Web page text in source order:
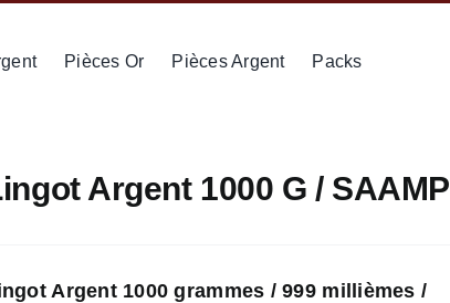
Pièces Or Pièces Argent Packs
Argent 1000 G / SAAMP
Argent 1000 grammes / 999 millièmes /